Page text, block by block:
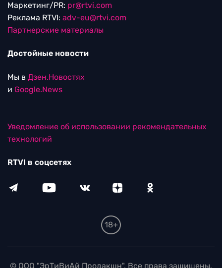
Маркетинг/PR: pr@rtvi.com
Реклама RTVI: adv-eu@rtvi.com
Партнерские материалы
Достойные новости
Мы в Дзен.Новостях
и Google.News
Уведомление об использовании рекомендательных
технологий
RTVI в соцсетях
18+
© ООО "ЭрТиВиАй Продакшн". Все права защищены.